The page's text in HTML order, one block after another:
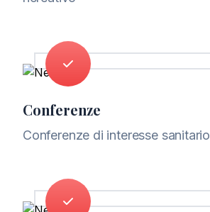
Conferenze
Conferenze di interesse sanitario